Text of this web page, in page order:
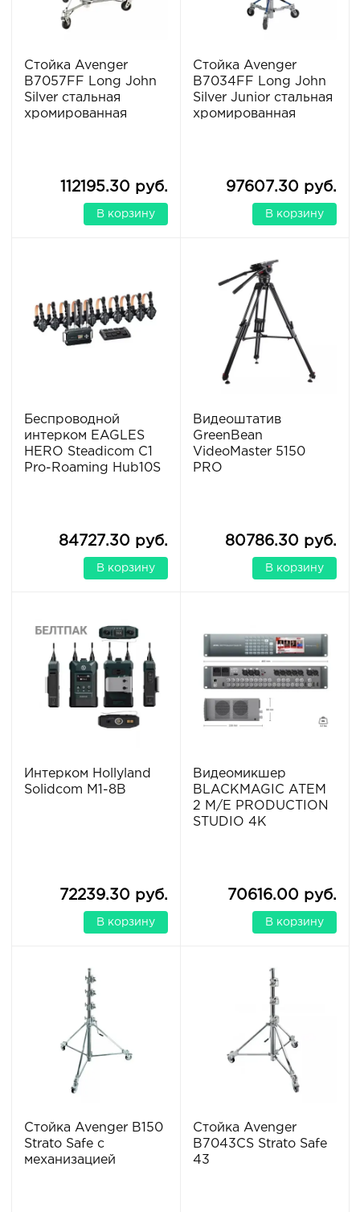
Стойка Avenger
B7057FF Long John
Silver стальная
хромированная
112195.30 руб.
В корзину
Стойка Avenger
B7034FF Long John
Silver Junior стальная
хромированная
97607.30 руб.
В корзину
Беспроводной
интерком EAGLES
HERO Steadicom C1
Pro-Roaming Hub10S
84727.30 руб.
В корзину
Видеоштатив
GreenBean
VideoMaster 5150
PRO
80786.30 руб.
В корзину
Интерком Hollyland
Solidcom M1-8B
72239.30 руб.
В корзину
Видеомикшер
BLACKMAGIC ATEM
2 M/E PRODUCTION
STUDIO 4K
70616.00 руб.
В корзину
Стойка Avenger B150
Strato Safe с
механизацией
Стойка Avenger
B7043CS Strato Safe
43